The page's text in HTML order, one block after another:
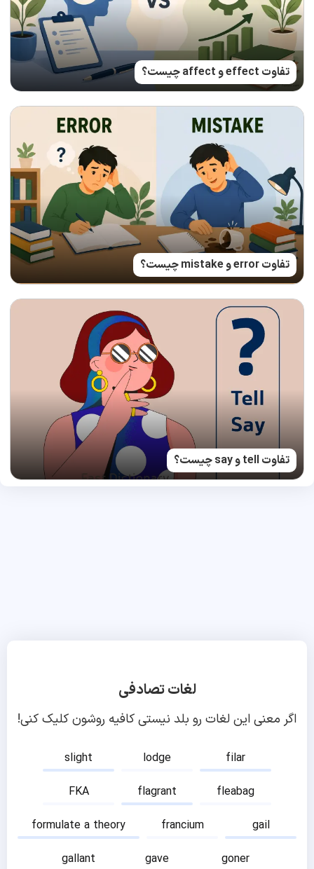
تفاوت effect و affect چیست؟
تفاوت error و mistake چیست؟
تفاوت tell و say چیست؟
لغات تصادفی
اگر معنی این لغات رو بلد نیستی کافیه روشون کلیک کنی!
slight lodge
filar
FKA
flagrant
fleabag
formulate a theory
francium
gail
gallant
gave
goner